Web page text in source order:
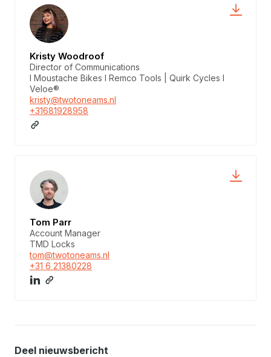
Kristy Woodroof
Director of Communications
I Moustache Bikes I Remco Tools | Quirk Cycles I
Veloe®
kristy@twotoneams.nl
+31681928958
Tom Parr
Account Manager
TMD Locks
tom@twotoneams.nl
+31 6 21380228
Deel nieuwsbericht